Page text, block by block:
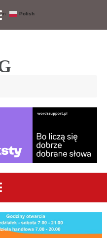
Polish